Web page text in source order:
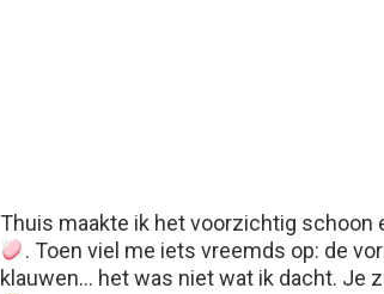
Thuis maakte ik het voorzichtig
. Toen viel me iets vreemds op: de
klauwen… het was niet wat ik dacht. Je